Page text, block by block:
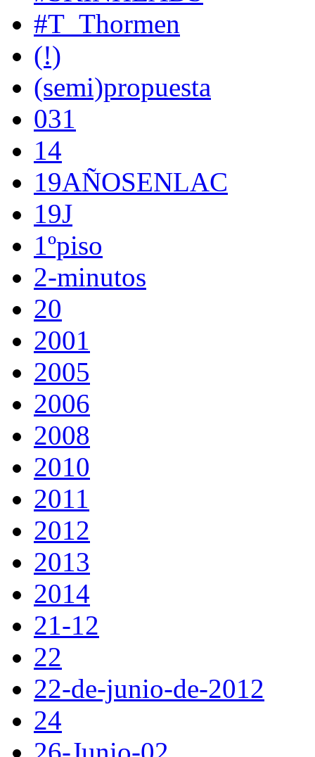
#T_Thormen
(!)
(semi)propuesta
031
14
19AÑOSENLAC
19J
1ºpiso
2-minutos
20
2001
2005
2006
2008
2010
2011
2012
2013
2014
21-12
22
22-de-junio-de-2012
24